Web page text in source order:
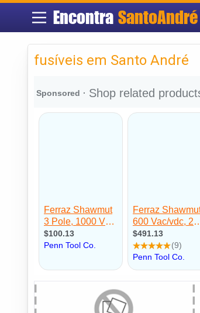
Encontra SantoAndré
fusíveis em Santo André